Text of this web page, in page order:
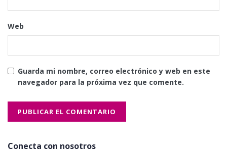
Web
Guarda mi nombre, correo electrónico y web en este
navegador para la próxima vez que comente.
Conecta con nosotros